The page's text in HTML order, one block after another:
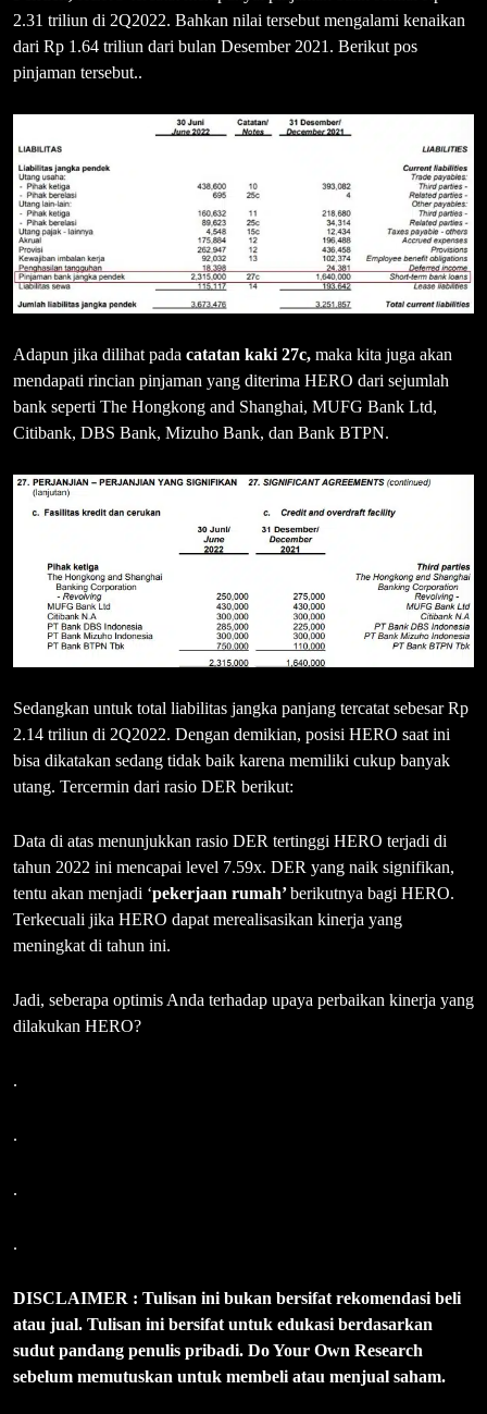
2.31 triliun di 2Q2022. Bahkan nilai tersebut mengalami kenaikan
dari Rp 1.64 triliun dari bulan Desember 2021. Berikut pos
pinjaman tersebut..
Adapun jika dilihat pada catatan kaki 27c, maka kita juga akan
mendapati rincian pinjaman yang diterima HERO dari sejumlah
bank seperti The Hongkong and Shanghai, MUFG Bank Ltd,
Citibank, DBS Bank, Mizuho Bank, dan Bank BTPN.
Sedangkan untuk total liabilitas jangka panjang tercatat sebesar Rp
2.14 triliun di 2Q2022. Dengan demikian, posisi HERO saat ini
bisa dikatakan sedang tidak baik karena memiliki cukup banyak
utang. Tercermin dari rasio DER berikut:
Data di atas menunjukkan rasio DER tertinggi HERO terjadi di
tahun 2022 ini mencapai level 7.59x. DER yang naik signifikan,
tentu akan menjadi ‘pekerjaan rumah’berikutnya bagi HERO.
Terkecuali jika HERO dapat merealisasikan kinerja yang
meningkat di tahun ini.
Jadi, seberapa optimis Anda terhadap upaya perbaikan kinerja yang
dilakukan HERO?
.
.
.
.
DISCLAIMER : Tulisan ini bukan bersifat rekomendasi beli
atau jual. Tulisan ini bersifat untuk edukasi berdasarkan
sudut pandang penulis pribadi. Do Your Own Research
sebelum memutuskan untuk membeli atau menjual saham.